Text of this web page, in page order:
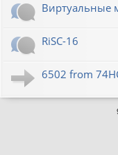
Виртуальные
RiSC-16
6502 from